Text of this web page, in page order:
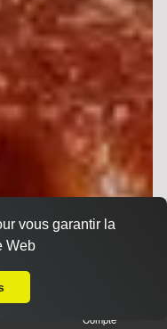
Compte
vous garantir la
Web